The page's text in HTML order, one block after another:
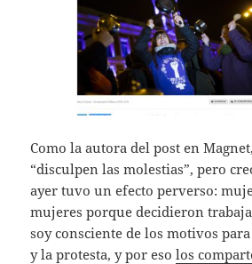
Como la autora del post en
“disculpen las molestias”, pero
ayer tuvo un efecto perverso:
mujeres porque decidieron
soy consciente de los motivos
y la protesta, y por esolos